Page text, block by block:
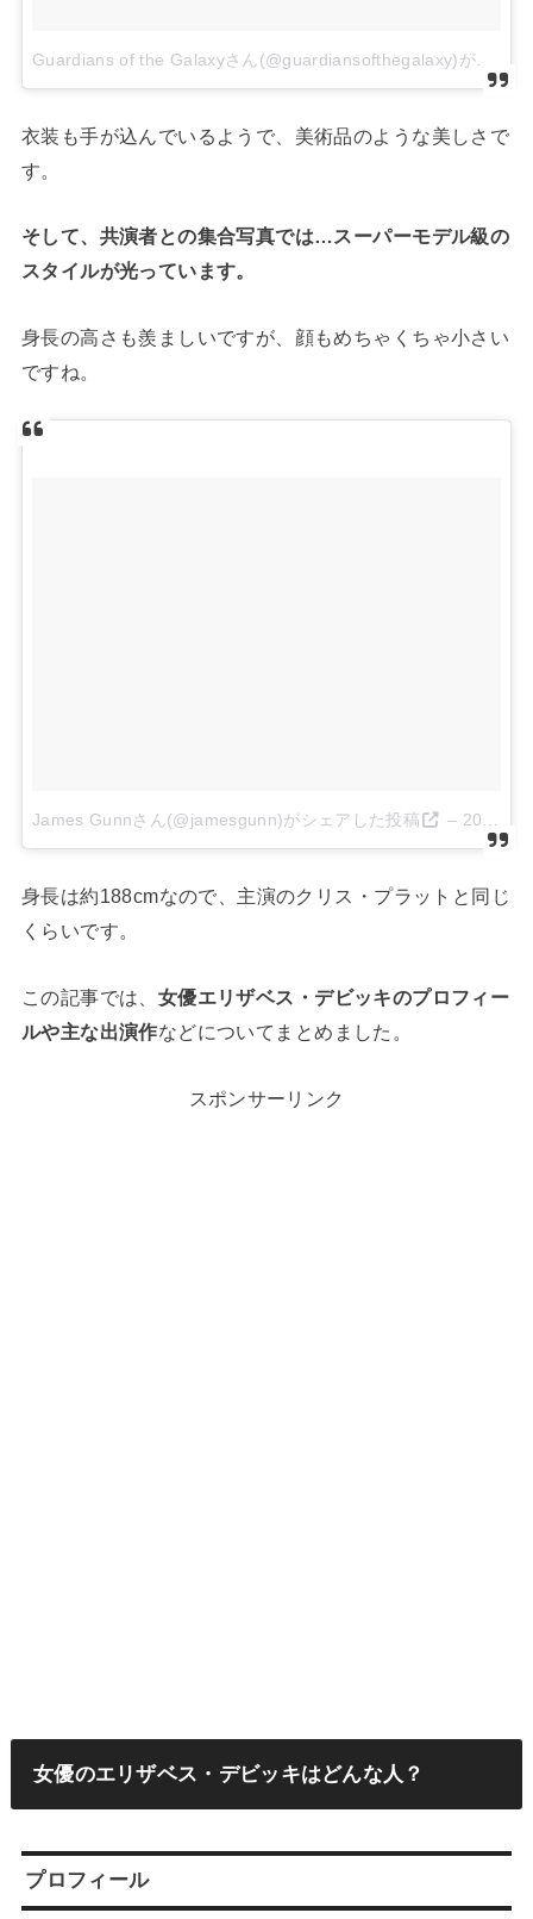
衣装も手が込んでいるようで、美術品のような美しさで
す。
そして、共演者との集合写真では…スーパーモデル級の
スタイルが光っています。
身長の高さも羨ましいですが、顔もめちゃくちゃ小さい
ですね。
James Gunnさん(@jamesgunn)がシェアした投稿 – 2017 5月 3 11:42午前 PDT
身長は約188cmなので、主演のクリス・プラットと同じ
くらいです。
この記事では、 女優エリザベス・デビッキのプロフィー
ルや主な出演作などについてまとめました。
スポンサーリンク
女優のエリザベス・デビッキはどんな人？
プロフィール